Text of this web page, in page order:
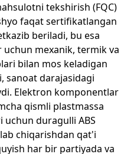
tekshirish (FQC)
faqat sertifikatlangan
beriladi, bu esa
mexanik, termik va
bilan mos keladigan
sanoat darajasidagi
Elektron komponentlar
qismli plastmassa
duragulli ABS
chiqarishdan qat'i
har bir partiyada va